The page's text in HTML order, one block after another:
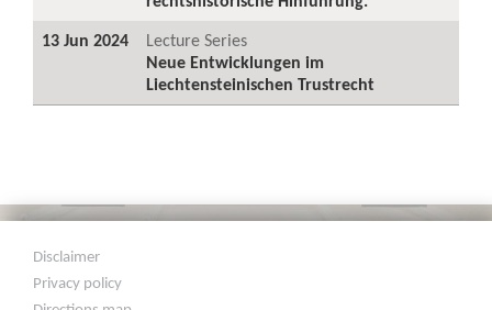
13 Jun 2024
Lecture Series
Neue Entwicklungen im
Liechtensteinischen Trustrecht
Disclaimer
Privacy policy